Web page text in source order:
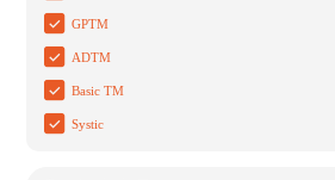
GPTM
ADTM
Basic TM
Systic